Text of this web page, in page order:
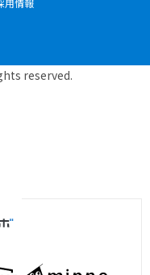
用情報
reserved.